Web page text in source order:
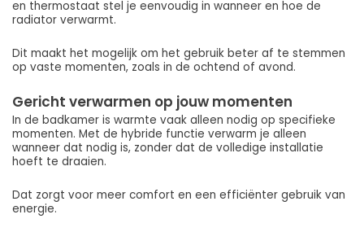
en thermostaat stel je eenvoudig in wanneer en hoe de
radiator verwarmt.
Dit maakt het mogelijk om het gebruik beter af te stemmen
op vaste momenten, zoals in de ochtend of avond.
Gericht verwarmen op jouw momenten
In de badkamer is warmte vaak alleen nodig op specifieke
momenten. Met de hybride functie verwarm je alleen
wanneer dat nodig is, zonder dat de volledige installatie
hoeft te draaien.
Dat zorgt voor meer comfort en een efficiënter gebruik van
energie.